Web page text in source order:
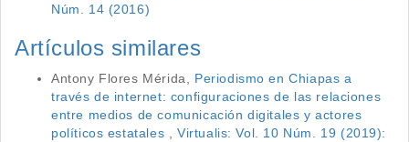
Núm. 14 (2016)
Artículos similares
Antony Flores Mérida, Periodismo en Chiapas a
través de internet: configuraciones de las relaciones
entre medios de comunicación digitales y actores
políticos estatales
Virtualis: Vol. 10 Núm. 19 (2019):